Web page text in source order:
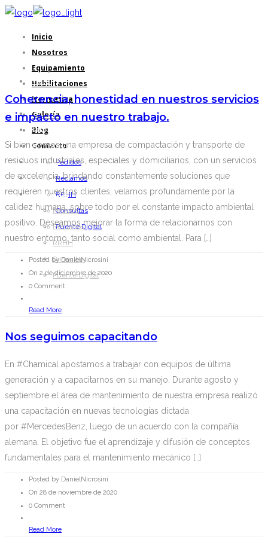
Inicio
Nosotros
Equipamiento
Habilitaciones
Normativa
Galería
Blog
Contacto
Pedidos
Reclamos
RRHH
Consultas
Puente Digital
Inicio
Nosotros
Equipamiento
Habilitaciones
Normativa
Galería
Blog
Contacto
Pedidos
Reclamos
RRHH
Consultas
Puente Digital
Coherencia, honestidad en nuestros servicios
e impacto en nuestro trabajo.
Si bien somos una empresa de compactación y transporte de
residuos industriales, especiales y domiciliarios, con un servicios
de excelencia, brindando constantemente soluciones que
requieren nuestros clientes, velamos profundamente por la
calidez humana, sobre todo por el constante impacto ambiental
positivo. Deseamos mejorar la forma de relacionarnos con
nuestro entorno, tanto social como ambiental. Para […]
Posted by DanielNicrosini
On 2 de diciembre de 2020
0 Comment
Read More
Nos seguimos capacitando
En #Chamical apostamos a trabajar con equipos de última
generación y a capacitarnos en su manejo. Durante agosto y
septiembre el área de mantenimiento de nuestra empresa realizó
una capacitación en nuevas tecnologías dictada
por #MercedesBenz, luego de un acuerdo con la compañía
alemana. El objetivo fue el aprendizaje y difusión de conceptos
fundamentales para el mantenimiento mecánico […]
Posted by DanielNicrosini
On 28 de noviembre de 2020
0 Comment
Read More